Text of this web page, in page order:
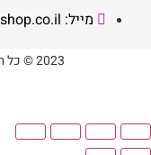
מייל: sells@myheartshop.co.il
2023 © כל הזכויות שמורות לאתר MyHeART